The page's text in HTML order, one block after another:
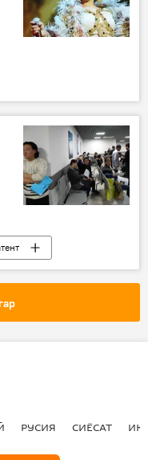
РУСИЯ СИЁСАТ